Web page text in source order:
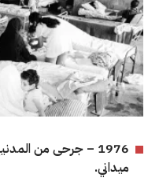
1976 – جرحى من
ميداني.